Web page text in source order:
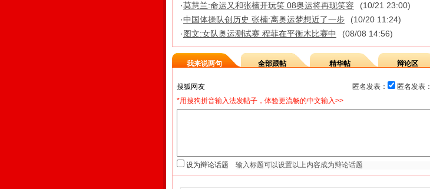
·莫慧兰:命运又和张楠开玩笑 08奥运将再现笑容
(10/21 23:00)
·中国体操队创历史 张楠:离奥运梦想近了一步
(10/20 11:24)
· 图文:女队奥运测试赛 程菲在平衡木比赛中 (08/08 14:56)
我来说两句 全部跟帖 精华帖
辩论区
匿名发表：
匿名发表：
*用搜狗拼音输入法发帖子，体验更流畅的中文输入>>
设为辩论话题